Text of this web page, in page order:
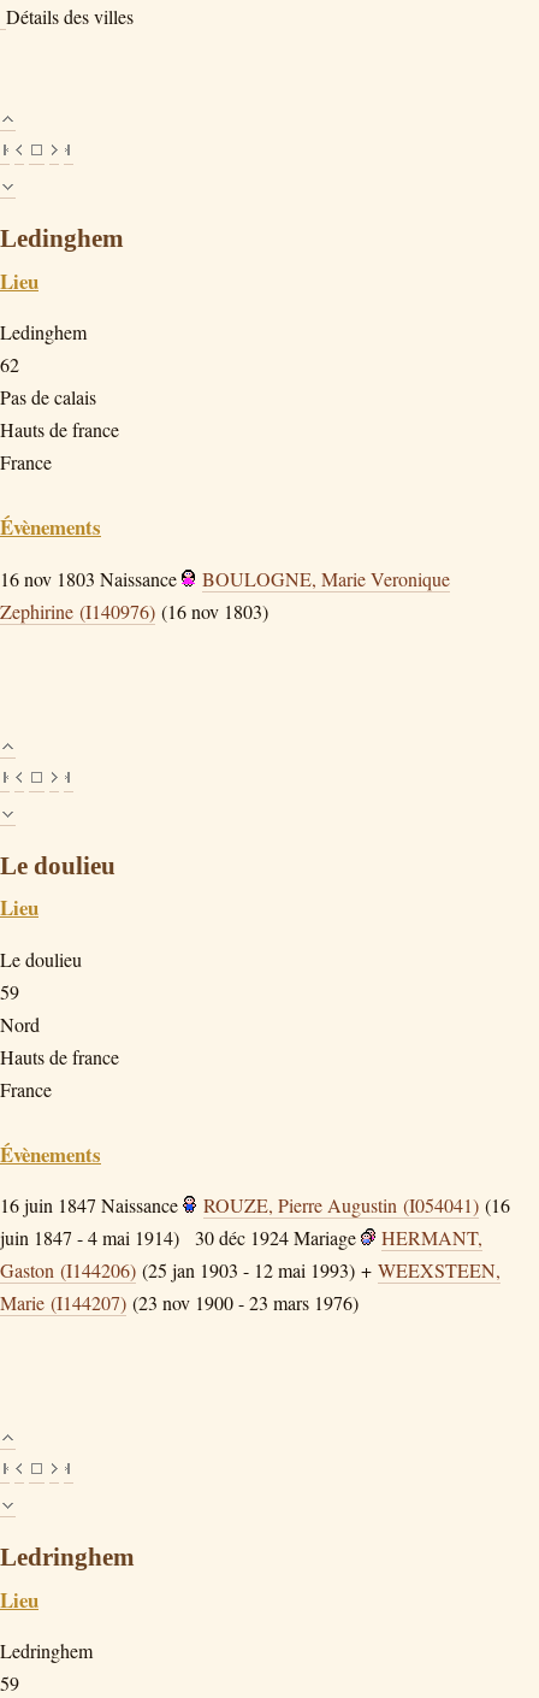
Détails des villes
Ledinghem
Lieu
Ledinghem
62
Pas de calais
Hauts de france
France
Évènements
16 nov 1803 Naissance
BOULOGNE, Marie Veronique
Zephirine (I140976) (16 nov 1803)
Le doulieu
Lieu
Le doulieu
59
Nord
Hauts de france
France
Évènements
16 juin 1847 Naissance ROUZE, Pierre Augustin (I054041) (16
juin 1847 - 4 mai 1914)
30 déc 1924Mariage
HERMANT,
Gaston (I144206) (25 jan 1903 - 12 mai 1993) + WEEXSTEEN,
Marie (I144207) (23 nov 1900 - 23 mars 1976)
Ledringhem
Lieu
Ledringhem
59